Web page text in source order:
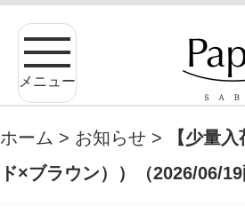
メニュー
ホーム > お知らせ >
【少量
ド×ブラウン））（2026/06/19